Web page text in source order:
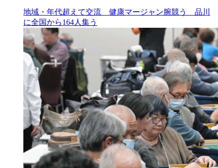
地域・年代超えて交流 健康マージャン腕競う 品川
に全国から164人集う